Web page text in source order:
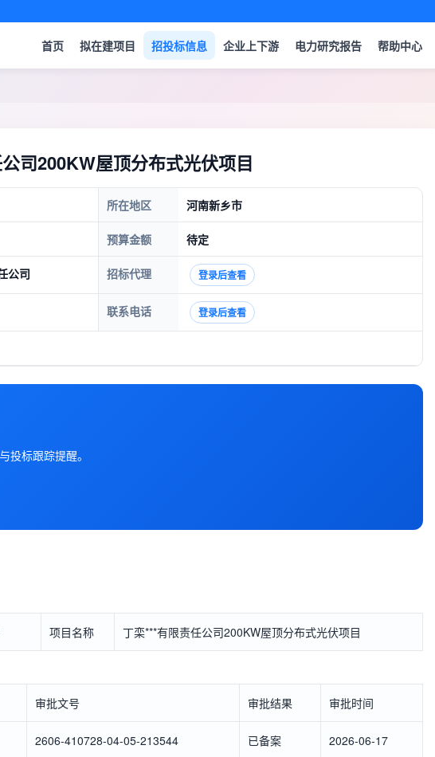
首页 拟在建项目 招投标信息 企业上下游 电力研究报告 帮助中心
司200KW屋顶分布式光伏项目
所在地区 河南新乡市
预算金额 待定
公司 招标代理 登录后查看
联系电话 登录后查看
投标跟踪提醒。
项目名称 丁栾***有限责任公司200KW屋顶分布式光伏项目
审批文号 审批结果 审批时间
2606-410728-04-05-213544 已备案 2026-06-17